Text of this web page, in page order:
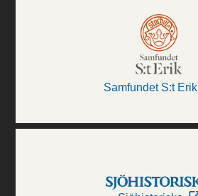
Samfundet S:t Erik